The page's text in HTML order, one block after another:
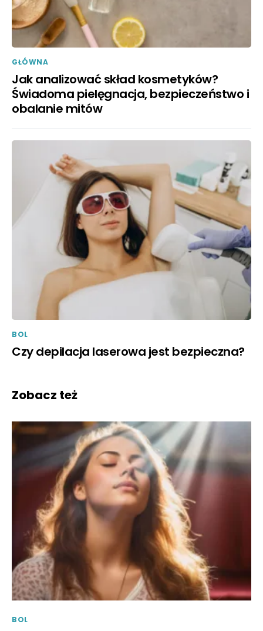
GŁÓWNA
Jak analizować skład kosmetyków?
Świadoma pielęgnacja, bezpieczeństwo i
obalanie mitów
BOL
Czy depilacja laserowa jest bezpieczna?
Zobacz też
BOL